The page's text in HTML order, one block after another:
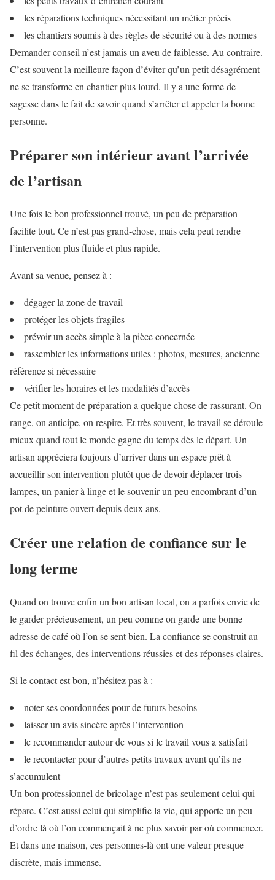
les réparations techniques nécessitant un métier précis
les chantiers soumis à des règles de sécurité ou à des normes
Demander conseil n’est jamais un aveu de faiblesse. Au contraire.
C’est souvent la meilleure façon d’éviter qu’un petit désagrément
ne se transforme en chantier plus lourd. Il y a une forme de
sagesse dans le fait de savoir quand s’arrêter et appeler la bonne
personne.
Préparer son intérieur avant l’arrivée
de l’artisan
Une fois le bon professionnel trouvé, un peu de préparation
facilite tout. Ce n’est pas grand-chose, mais cela peut rendre
l’intervention plus fluide et plus rapide.
Avant sa venue, pensez à :
dégager la zone de travail
protéger les objets fragiles
prévoir un accès simple à la pièce concernée
rassembler les informations utiles : photos, mesures, ancienne
référence si nécessaire
vérifier les horaires et les modalités d’accès
Ce petit moment de préparation a quelque chose de rassurant. On
range, on anticipe, on respire. Et très souvent, le travail se déroule
mieux quand tout le monde gagne du temps dès le départ. Un
artisan appréciera toujours d’arriver dans un espace prêt à
accueillir son intervention plutôt que de devoir déplacer trois
lampes, un panier à linge et le souvenir un peu encombrant d’un
pot de peinture ouvert depuis deux ans.
Créer une relation de confiance sur le
long terme
Quand on trouve enfin un bon artisan local, on a parfois envie de
le garder précieusement, un peu comme on garde une bonne
adresse de café où l’on se sent bien. La confiance se construit au
fil des échanges, des interventions réussies et des réponses claires.
Si le contact est bon, n’hésitez pas à :
noter ses coordonnées pour de futurs besoins
laisser un avis sincère après l’intervention
le recommander autour de vous si le travail vous a satisfait
le recontacter pour d’autres petits travaux avant qu’ils ne
s’accumulent
Un bon professionnel de bricolage n’est pas seulement celui qui
répare. C’est aussi celui qui simplifie la vie, qui apporte un peu
d’ordre là où l’on commençait à ne plus savoir par où commencer.
Et dans une maison, ces personnes-là ont une valeur presque
discrète, mais immense.